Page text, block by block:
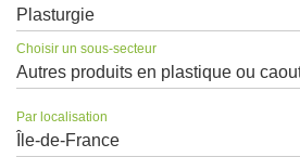
Plasturgie
Choisir un sous-secteur
Autres produits en plastique ou
Par localisation
Île-de-France